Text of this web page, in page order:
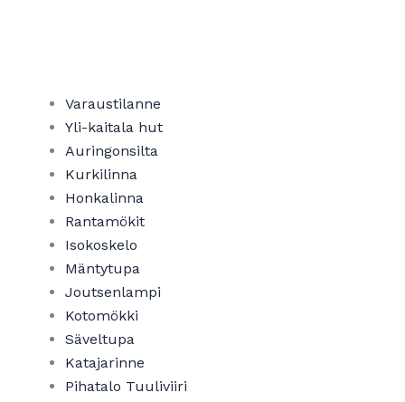
Varaustilanne
Yli-kaitala hut​
Auringonsilta
Kurkilinna
Honkalinna
Rantamökit
Isokoskelo
Mäntytupa
Joutsenlampi
Kotomökki
Säveltupa
Katajarinne
Pihatalo Tuuliviiri